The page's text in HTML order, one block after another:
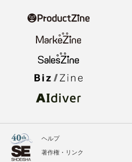
ヘルプ
著作権・リンク